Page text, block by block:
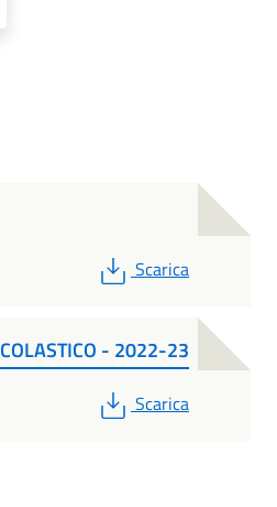
PDF
Scarica
- 2022-23
PDF
Scarica